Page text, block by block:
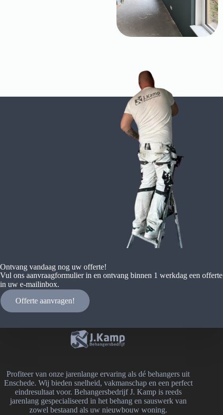
Ontvang vandaag nog uw offerte!
Vul ons aanvraagformulier in en ontvang binnen 1 werkdag een offerte
in uw e-mailinbox.
Offerte aanvragen!
Profiteer van onze jarenlange ervaring als dé behangers uit
Enschede. Wij bieden snelheid, vakmanschap en een perfect
eindresultaat voor. Behangersbedrijf J. Kamp is reeds
jarenlang gespecialiseerd in het behang en sauswerk van
zowel bestaand als uw nieuwbouw woning.